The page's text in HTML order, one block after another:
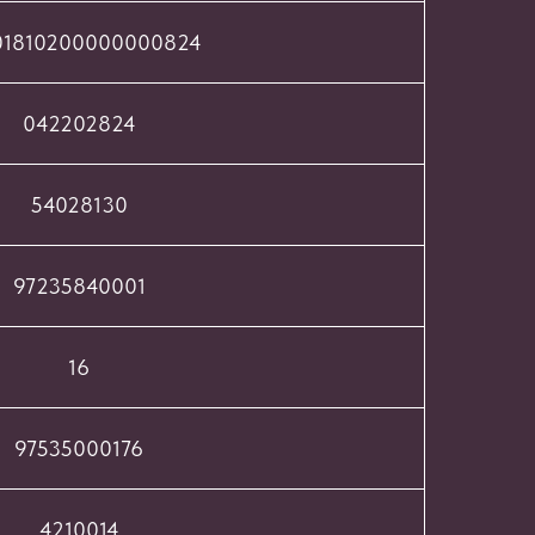
042202824
54028130
97235840001
16
97535000176
4210014